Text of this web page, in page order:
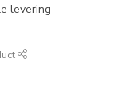
levering